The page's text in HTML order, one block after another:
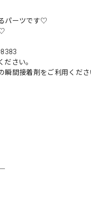
パーツです♡
さい。
間接着剤をご利用くださ